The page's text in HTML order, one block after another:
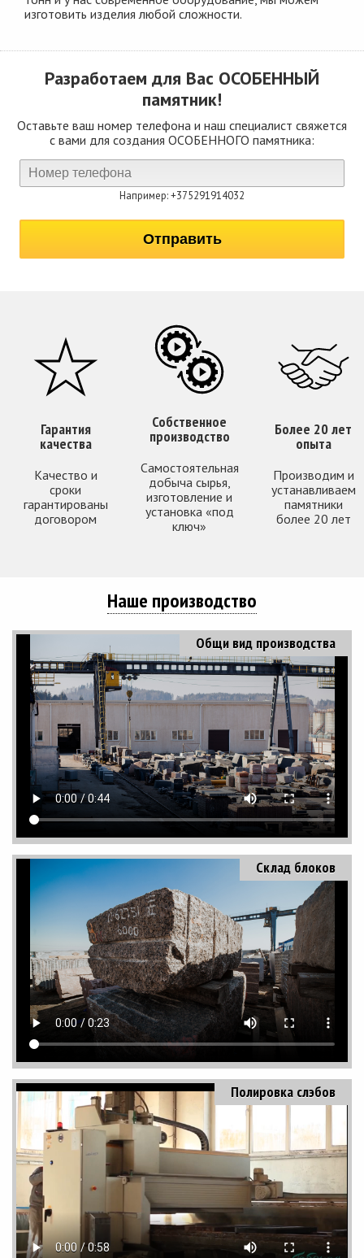
изготовить изделия любой сложности.
Разработаем для Вас ОСОБЕННЫЙ
памятник!
Оставьте ваш номер телефона и наш специалист свяжется
с вами для создания ОСОБЕННОГО памятника:
Например: +375291914032
Гарантия
качества
Качество и
сроки
гарантированы
договором
Собственное
производство
Самостоятельная
добыча сырья,
изготовление и
установка «под
ключ»
Более 20 лет
опыта
Производим и
устанавливаем
памятники
более 20 лет
Наше производство
Общи вид производства
Склад блоков
Полировка слэбов